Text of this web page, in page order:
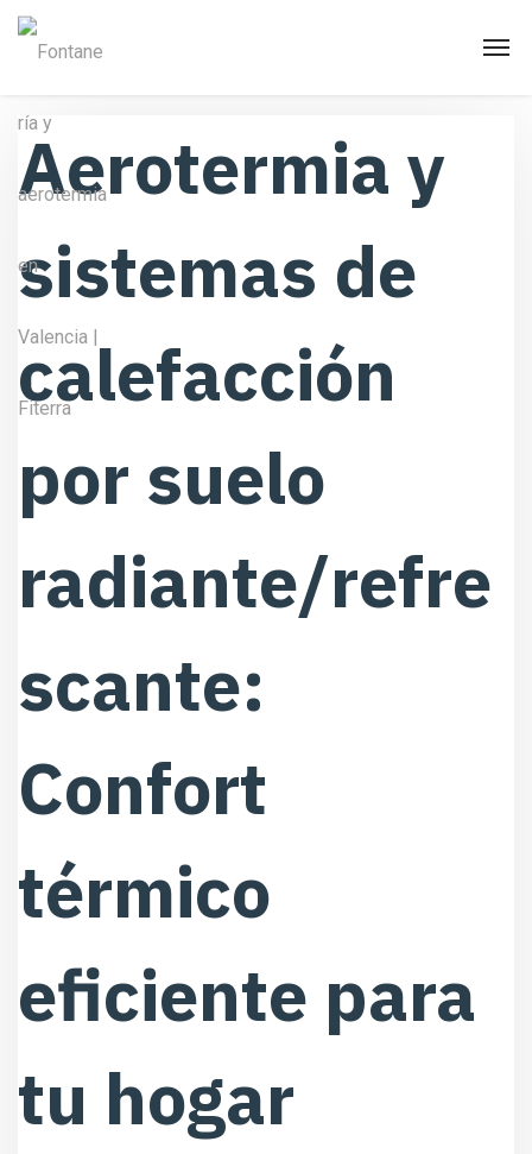
Aerotermia y
sistemas de
calefacción
por suelo
radiante/refre
scante:
Confort
térmico
eficiente para
tu hogar